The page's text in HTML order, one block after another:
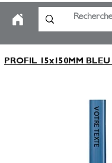
PROFIL 15x150MM BLEU